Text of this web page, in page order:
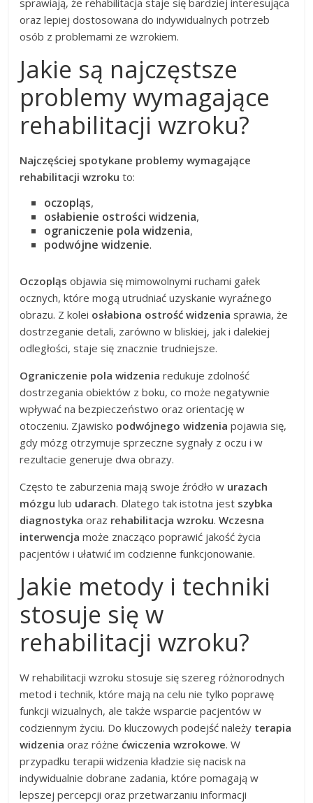
sprawiają, że rehabilitacja staje się bardziej interesująca
oraz lepiej dostosowana do indywidualnych potrzeb
osób z problemami ze wzrokiem.
Jakie są najczęstsze
problemy wymagające
rehabilitacji wzroku?
Najczęściej spotykane problemy wymagające
rehabilitacji wzroku to:
oczopląs,
osłabienie ostrości widzenia,
ograniczenie pola widzenia,
podwójne widzenie.
Oczopląs objawia się mimowolnymi ruchami gałek
ocznych, które mogą utrudniać uzyskanie wyraźnego
obrazu. Z kolei osłabiona ostrość widzenia sprawia, że
dostrzeganie detali, zarówno w bliskiej, jak i dalekiej
odległości, staje się znacznie trudniejsze.
Ograniczenie pola widzenia redukuje zdolność
dostrzegania obiektów z boku, co może negatywnie
wpływać na bezpieczeństwo oraz orientację w
otoczeniu. Zjawisko podwójnego widzenia pojawia się,
gdy mózg otrzymuje sprzeczne sygnały z oczu i w
rezultacie generuje dwa obrazy.
Często te zaburzenia mają swoje źródło w urazach
mózgu lub udarach. Dlatego tak istotna jest szybka
diagnostyka oraz rehabilitacja wzroku.Wczesna
interwencja może znacząco poprawić jakość życia
pacjentów i ułatwić im codzienne funkcjonowanie.
Jakie metody i techniki
stosuje się w
rehabilitacji wzroku?
W rehabilitacji wzroku stosuje się szereg różnorodnych
metod i technik, które mają na celu nie tylko poprawę
funkcji wizualnych, ale także wsparcie pacjentów w
codziennym życiu. Do kluczowych podejść należy terapia
widzenia oraz różnećwiczenia wzrokowe. W
przypadku terapii widzenia kładzie się nacisk na
indywidualnie dobrane zadania, które pomagają w
lepszej percepcji oraz przetwarzaniu informacji